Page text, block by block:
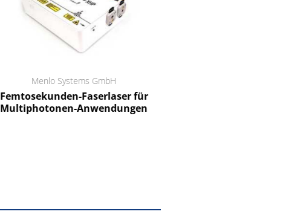
Menlo Systems GmbH
Femtosekunden-Faserlaser für
Multiphotonen-Anwendungen